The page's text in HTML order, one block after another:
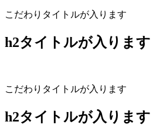
こだわりタイトルが入ります
h2タイトルが入ります
こだわりタイトルが入ります
h2タイトルが入ります